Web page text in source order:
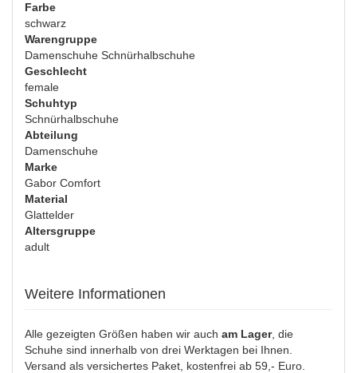
Farbe
schwarz
Warengruppe
Damenschuhe Schnürhalbschuhe
Geschlecht
female
Schuhtyp
Schnürhalbschuhe
Abteilung
Damenschuhe
Marke
Gabor Comfort
Material
Glattelder
Altersgruppe
adult
Weitere Informationen
Alle gezeigten Größen haben wir auch am Lager, die
Schuhe sind innerhalb von drei Werktagen bei Ihnen.
Versand als versichertes Paket, kostenfrei ab 59,- Euro.